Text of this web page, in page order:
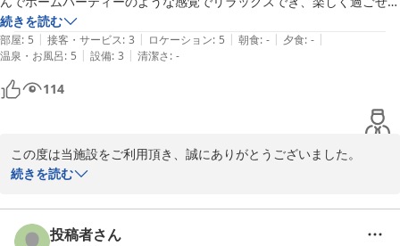
した。
翌朝超早起きしなくて良ければ(泣)夜更かししたと思います！
せっかく付いていたキッチンや洗濯機は今回使う機会はありませんでし
たが、県外から来ていた同僚は長期滞在で使いたいと大変気に入ってい
る様子でした。
我が家より豪華でwビジネスホテルとは違う贅沢な気分を味わえまし
続きを読む
部屋: 5 | 接客・サービス: 3 | ロケーション: 5 | 朝食: - | 夕食: - |
温泉・お風呂: 5 | 設備: 3 | 清潔さ: -
114
この度は当施設をご利用頂き、誠にありがとうございました。
お褒めの言葉を頂戴し、ご自宅のようにおくつろぎ頂けて、大変光
これからもお客様に満足して頂けますようスタッフ一同精進してま
続きを読む
投稿者さん